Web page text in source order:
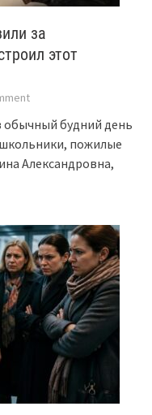
за
этот
обычный будний день
пожилые
Александровна,